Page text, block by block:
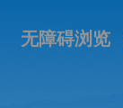
无障碍浏览